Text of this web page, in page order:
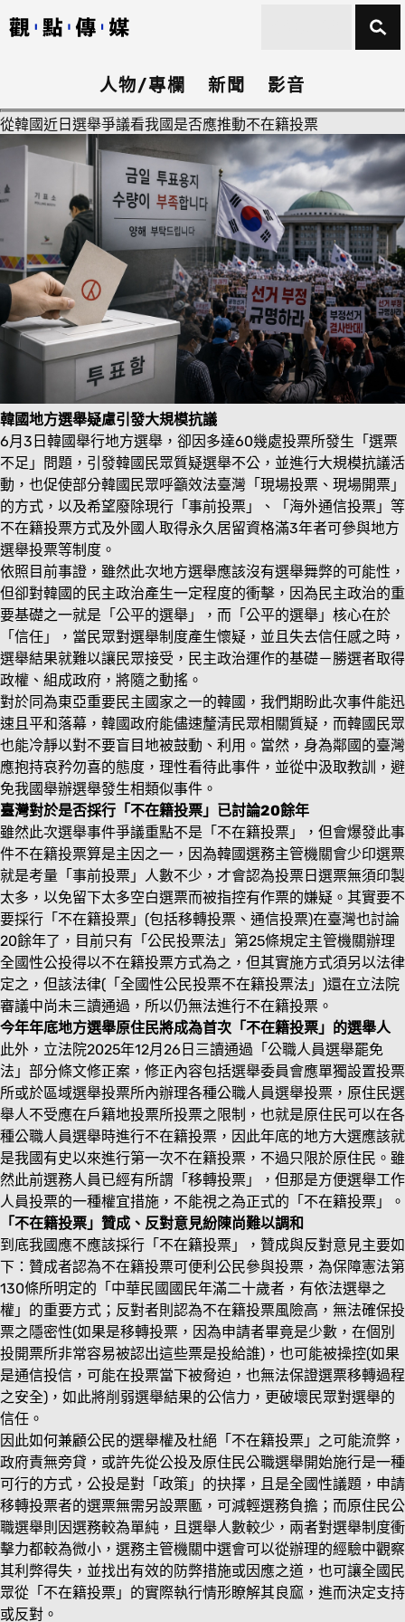
人物/專欄 新聞 影音
從韓國近日選舉爭議看我國是否應推動不在籍投票
韓國地方選舉疑慮引發大規模抗議
6月3日韓國舉行地方選舉，卻因多達60幾處投票所發生「選票
不足」問題，引發韓國民眾質疑選舉不公，並進行大規模抗議活
動，也促使部分韓國民眾呼籲效法臺灣「現場投票、現場開票」
的方式，以及希望廢除現行「事前投票」、「海外通信投票」等
不在籍投票方式及外國人取得永久居留資格滿3年者可參與地方
選舉投票等制度。
依照目前事證，雖然此次地方選舉應該沒有選舉舞弊的可能性，
但卻對韓國的民主政治產生一定程度的衝擊，因為民主政治的重
要基礎之一就是「公平的選舉」，而「公平的選舉」核心在於
「信任」，當民眾對選舉制度產生懷疑，並且失去信任感之時，
選舉結果就難以讓民眾接受，民主政治運作的基礎－勝選者取得
政權、組成政府，將隨之動搖。
對於同為東亞重要民主國家之一的韓國，我們期盼此次事件能迅
速且平和落幕，韓國政府能儘速釐清民眾相關質疑，而韓國民眾
也能冷靜以對不要盲目地被鼓動、利用。當然，身為鄰國的臺灣
應抱持哀矜勿喜的態度，理性看待此事件，並從中汲取教訓，避
免我國舉辦選舉發生相類似事件。
臺灣對於是否採行「不在籍投票」已討論20餘年
雖然此次選舉事件爭議重點不是「不在籍投票」，但會爆發此事
件不在籍投票算是主因之一，因為韓國選務主管機關會少印選票
就是考量「事前投票」人數不少，才會認為投票日選票無須印製
太多，以免留下太多空白選票而被指控有作票的嫌疑。其實要不
要採行「不在籍投票」(包括移轉投票、通信投票)在臺灣也討論
20餘年了，目前只有「公民投票法」第25條規定主管機關辦理
全國性公投得以不在籍投票方式為之，但其實施方式須另以法律
定之，但該法律(「全國性公民投票不在籍投票法」)還在立法院
審議中尚未三讀通過，所以仍無法進行不在籍投票。
今年年底地方選舉原住民將成為首次「不在籍投票」的選舉人
此外，立法院2025年12月26日三讀通過「公職人員選舉罷免
法」部分條文修正案，修正內容包括選舉委員會應單獨設置投票
所或於區域選舉投票所內辦理各種公職人員選舉投票，原住民選
舉人不受應在戶籍地投票所投票之限制，也就是原住民可以在各
種公職人員選舉時進行不在籍投票，因此年底的地方大選應該就
是我國有史以來進行第一次不在籍投票，不過只限於原住民。雖
然此前選務人員已經有所謂「移轉投票」，但那是方便選舉工作
人員投票的一種權宜措施，不能視之為正式的「不在籍投票」。
「不在籍投票」贊成、反對意見紛陳尚難以調和
到底我國應不應該採行「不在籍投票」，贊成與反對意見主要如
下：贊成者認為不在籍投票可便利公民參與投票，為保障憲法第
130條所明定的「中華民國國民年滿二十歲者，有依法選舉之
權」的重要方式；反對者則認為不在籍投票風險高，無法確保投
票之隱密性(如果是移轉投票，因為申請者畢竟是少數，在個別
投開票所非常容易被認出這些票是投給誰)，也可能被操控(如果
是通信投信，可能在投票當下被脅迫，也無法保證選票移轉過程
之安全)，如此將削弱選舉結果的公信力，更破壞民眾對選舉的
信任。
因此如何兼顧公民的選舉權及杜絕「不在籍投票」之可能流弊，
政府責無旁貸，或許先從公投及原住民公職選舉開始施行是一種
可行的方式，公投是對「政策」的抉擇，且是全國性議題，申請
移轉投票者的選票無需另設票匭，可減輕選務負擔；而原住民公
職選舉則因選務較為單純，且選舉人數較少，兩者對選舉制度衝
擊力都較為微小，選務主管機關中選會可以從辦理的經驗中觀察
其利弊得失，並找出有效的防弊措施或因應之道，也可讓全國民
眾從「不在籍投票」的實際執行情形瞭解其良窳，進而決定支持
或反對。